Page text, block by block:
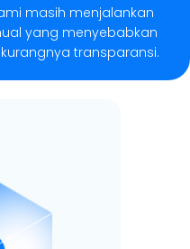
masih menjalankan
yang menyebabkan
transparansi.